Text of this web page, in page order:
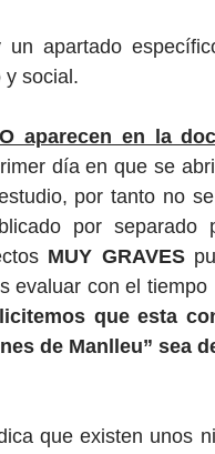
apartado
y social.
aparecen en la
día en que se
por tanto no
por separado
MUY GRAVES
evaluar con el
que esta
de Manlleu” sea
que existen unos